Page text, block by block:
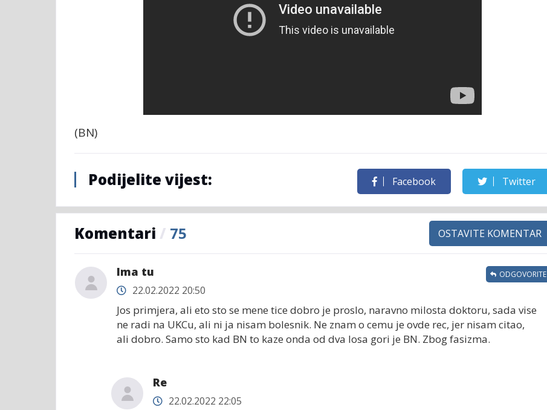
(BN)
Podijelite vijest: Facebook Twitter
Komentari / 75 OSTAVITE KOMENTAR
Ima tu
22.02.2022 20:50
Jos primjera, ali eto sto se mene tice dobro je proslo, naravno milosta doktoru, sada vise
ne radi na UKCu, ali ni ja nisam bolesnik. Ne znam o cemu je ovde rec, jer nisam citao,
ali dobro. Samo sto kad BN to kaze onda od dva losa gori je BN. Zbog fasizma.
ODGOVORITE
Re
22.02.2022 22:05